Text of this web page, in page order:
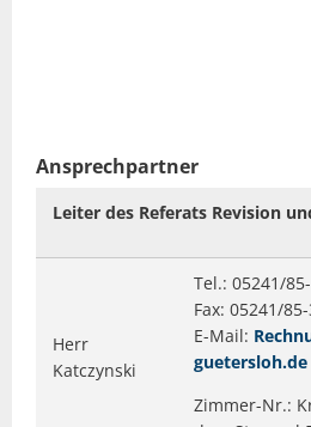
Ansprechpartner
Leiter des Referats Revision
Herr
Katczynski
Tel.: 05241/
Fax: 05241/
E-Mail:
guetersloh.de
Zimmer-Nr.: